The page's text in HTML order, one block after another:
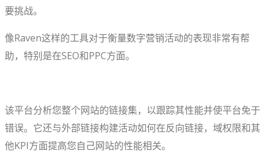
要挑战。
像Raven这样的工具对于衡量数字营销活动的表现非常有帮
助，特别是在SEO和PPC方面。
该平台分析您整个网站的链接集，以跟踪其性能并使平台免于
错误。它还与外部链接构建活动如何在反向链接，域权限和其
他KPI方面提高您自己网站的性能相关。